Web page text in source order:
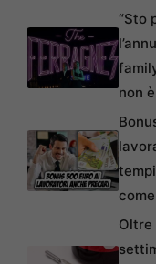
“Sto
non
Oltre